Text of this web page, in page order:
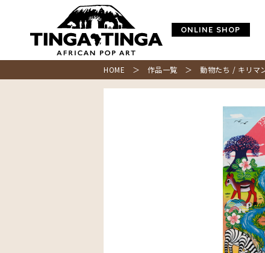
ONLINE SHOP
HOME ＞ 作品一覧 ＞ 動物たち / キリマ